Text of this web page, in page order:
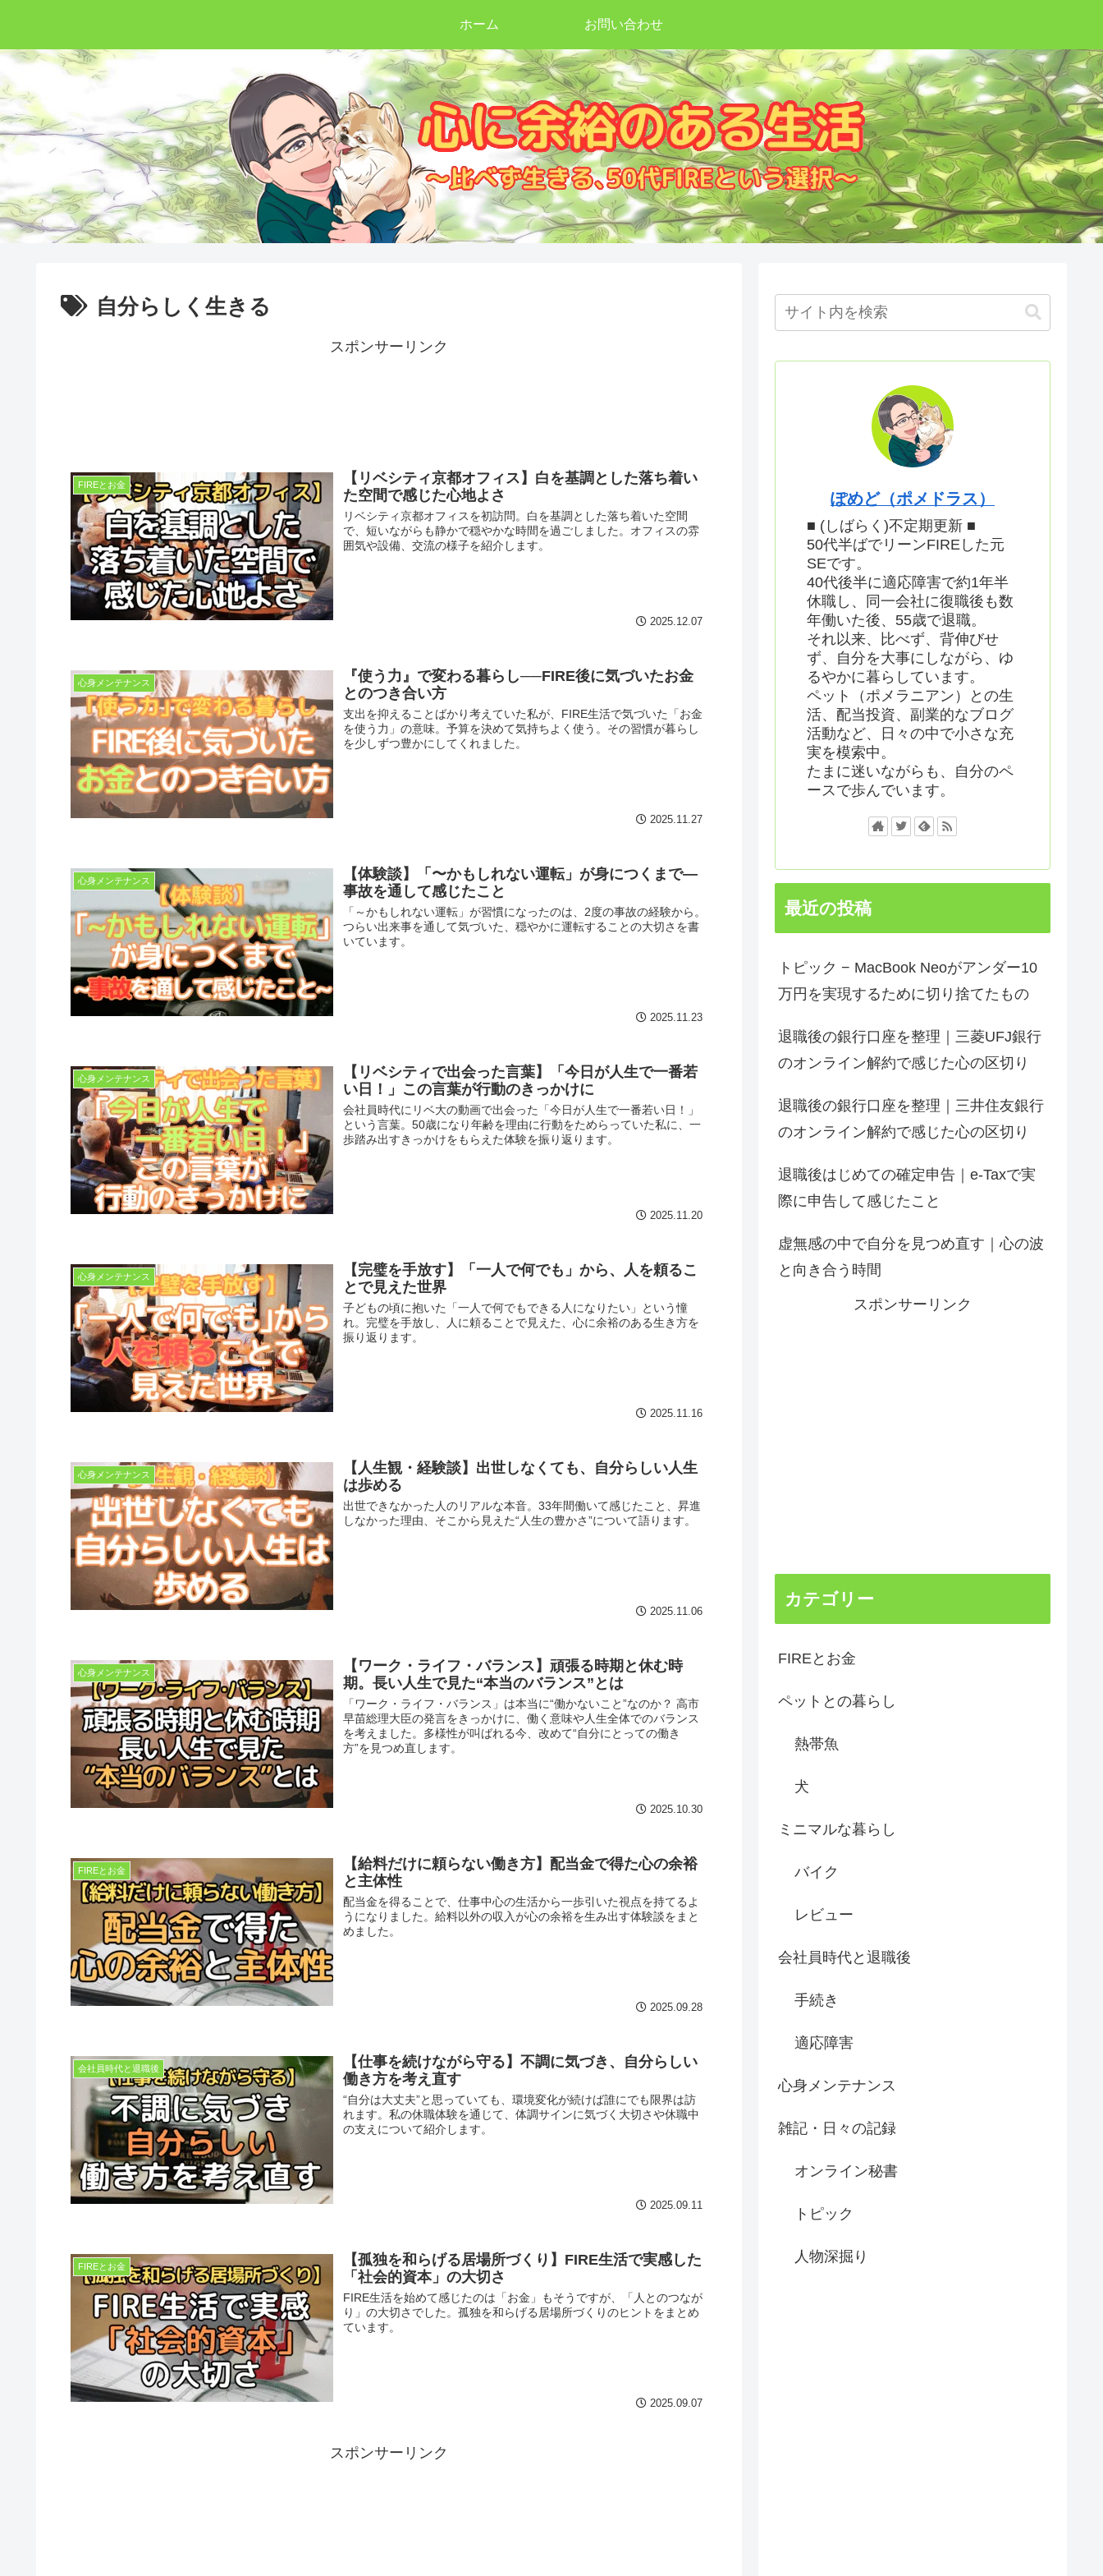
ホーム お問い合わせ
自分らしく生きる
スポンサーリンク
FIREとお金
【リベシティ京都オフィス】白を基調とした落ち着い
た空間で感じた心地よさ
リベシティ京都オフィスを初訪問。白を基調とした落ち着いた空間
で、短いながらも静かで穏やかな時間を過ごしました。オフィスの雰
囲気や設備、交流の様子を紹介します。
2025.12.07
心身メンテナンス
『使う力』で変わる暮らし──FIRE後に気づいたお金
とのつき合い方
支出を抑えることばかり考えていた私が、FIRE生活で気づいた「お金
を使う力」の意味。予算を決めて気持ちよく使う。その習慣が暮らし
を少しずつ豊かにしてくれました。
2025.11.27
心身メンテナンス
【体験談】「〜かもしれない運転」が身につくまで—
事故を通して感じたこと
「～かもしれない運転」が習慣になったのは、2度の事故の経験から。
つらい出来事を通して気づいた、穏やかに運転することの大切さを書
いています。
2025.11.23
心身メンテナンス
【リベシティで出会った言葉】「今日が人生で一番若
い日！」この言葉が行動のきっかけに
会社員時代にリベ大の動画で出会った「今日が人生で一番若い日！」
という言葉。50歳になり年齢を理由に行動をためらっていた私に、一
歩踏み出すきっかけをもらえた体験を振り返ります。
2025.11.20
心身メンテナンス
【完璧を手放す】「一人で何でも」から、人を頼るこ
とで見えた世界
子どもの頃に抱いた「一人で何でもできる人になりたい」という憧
れ。完璧を手放し、人に頼ることで見えた、心に余裕のある生き方を
振り返ります。
2025.11.16
心身メンテナンス
【人生観・経験談】出世しなくても、自分らしい人生
は歩める
出世できなかった人のリアルな本音。33年間働いて感じたこと、昇進
しなかった理由、そこから見えた“人生の豊かさ”について語ります。
2025.11.06
心身メンテナンス
【ワーク・ライフ・バランス】頑張る時期と休む時
期。長い人生で見た“本当のバランス”とは
「ワーク・ライフ・バランス」は本当に“働かないこと”なのか？ 高市
早苗総理大臣の発言をきっかけに、働く意味や人生全体でのバランス
を考えました。多様性が叫ばれる今、改めて“自分にとっての働き
方”を見つめ直します。
2025.10.30
FIREとお金
【給料だけに頼らない働き方】配当金で得た心の余裕
と主体性
配当金を得ることで、仕事中心の生活から一歩引いた視点を持てるよ
うになりました。給料以外の収入が心の余裕を生み出す体験談をまと
めました。
2025.09.28
会社員時代と退職後
【仕事を続けながら守る】不調に気づき、自分らしい
働き方を考え直す
“自分は大丈夫”と思っていても、環境変化が続けば誰にでも限界は訪
れます。私の休職体験を通じて、体調サインに気づく大切さや休職中
の支えについて紹介します。
2025.09.11
FIREとお金
【孤独を和らげる居場所づくり】FIRE生活で実感した
「社会的資本」の大切さ
FIRE生活を始めて感じたのは「お金」もそうですが、「人とのつなが
り」の大切さでした。孤独を和らげる居場所づくりのヒントをまとめ
ています。
2025.09.07
スポンサーリンク
ぽめど（ポメドラス）
■ (しばらく)不定期更新 ■
50代半ばでリーンFIREした元
SEです。
40代後半に適応障害で約1年半
休職し、同一会社に復職後も数
年働いた後、55歳で退職。
それ以来、比べず、背伸びせ
ず、自分を大事にしながら、ゆ
るやかに暮らしています。
ペット（ポメラニアン）との生
活、配当投資、副業的なブログ
活動など、日々の中で小さな充
実を模索中。
たまに迷いながらも、自分のペ
ースで歩んでいます。
最近の投稿
トピック − MacBook Neoがアンダー10
万円を実現するために切り捨てたもの
退職後の銀行口座を整理｜三菱UFJ銀行
のオンライン解約で感じた心の区切り
退職後の銀行口座を整理｜三井住友銀行
のオンライン解約で感じた心の区切り
退職後はじめての確定申告｜e-Taxで実
際に申告して感じたこと
虚無感の中で自分を見つめ直す｜心の波
と向き合う時間
スポンサーリンク
カテゴリー
FIREとお金
ペットとの暮らし
熱帯魚
犬
ミニマルな暮らし
バイク
レビュー
会社員時代と退職後
手続き
適応障害
心身メンテナンス
雑記・日々の記録
オンライン秘書
トピック
人物深掘り